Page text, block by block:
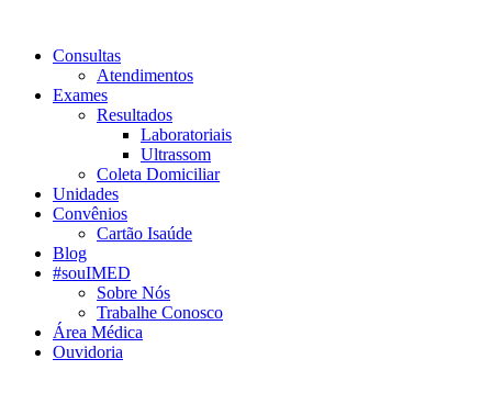
Consultas
Atendimentos
Exames
Resultados
Laboratoriais
Ultrassom
Coleta Domiciliar
Unidades
Convênios
Cartão Isaúde
Blog
#souIMED
Sobre Nós
Trabalhe Conosco
Área Médica
Ouvidoria